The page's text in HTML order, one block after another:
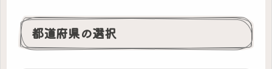
都道府県の選択